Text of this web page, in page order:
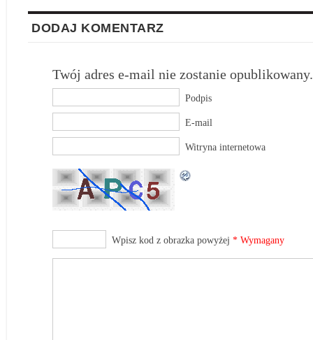
DODAJ KOMENTARZ
Twój adres e-mail nie zostanie opublikowany.
Podpis
E-mail
Witryna internetowa
Wpisz kod z obrazka powyżej * Wymagany